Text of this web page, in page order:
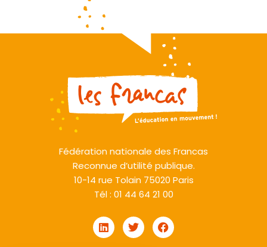
Fédération nationale des Francas
Reconnue d’utilité publique.
10-14 rue Tolain 75020 Paris
Tél : 01 44 64 21 00